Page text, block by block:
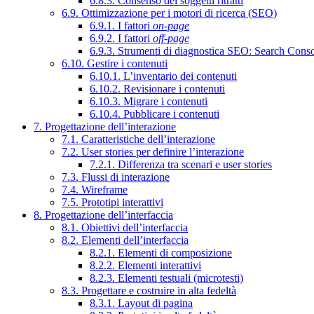
6.9. Ottimizzazione per i motori di ricerca (SEO)
6.9.1. I fattori on-page
6.9.2. I fattori off-page
6.9.3. Strumenti di diagnostica SEO: Search
6.10. Gestire i contenuti
6.10.1. L’inventario dei contenuti
6.10.2. Revisionare i contenuti
6.10.3. Migrare i contenuti
6.10.4. Pubblicare i contenuti
7. Progettazione dell’interazione
7.1. Caratteristiche dell’interazione
7.2. User stories per definire l’interazione
7.2.1. Differenza tra scenari e user stories
7.3. Flussi di interazione
7.4. Wireframe
7.5. Prototipi interattivi
8. Progettazione dell’interfaccia
8.1. Obiettivi dell’interfaccia
8.2. Elementi dell’interfaccia
8.2.1. Elementi di composizione
8.2.2. Elementi interattivi
8.2.3. Elementi testuali (microtesti)
8.3. Progettare e costruire in alta fedeltà
8.3.1. Layout di pagina